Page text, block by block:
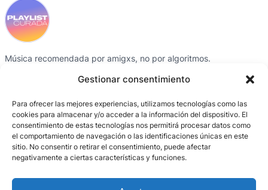
Gestionar consentimiento
Para ofrecer las mejores experiencias, utilizamos tecnologías como las
cookies para almacenar y/o acceder a la información del dispositivo. El
consentimiento de estas tecnologías nos permitirá procesar datos como
el comportamiento de navegación o las identificaciones únicas en este
sitio. No consentir o retirar el consentimiento, puede afectar
negativamente a ciertas características y funciones.
Música recomendada por amigxs, no por algoritmos.
SECCIONES
Playlists
Colaboradorxs
Activaciones
Sobre el proyecto
CRÉDITOS
Gris García
BCN Producció /
Entornos digitales
CONTACTO
Instagram
Spotify